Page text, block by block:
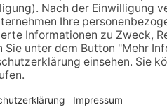
an der
für Veranstaltungen,
und Dusche.